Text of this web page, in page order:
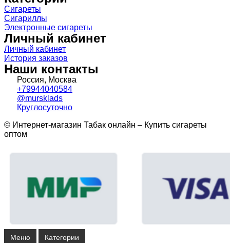
Сигареты
Сигариллы
Электронные сигареты
Личный кабинет
Личный кабинет
История заказов
Наши контакты
Россия, Москва
+79944040584
@mursklads
Круглосуточно
© Интернет-магазин Табак онлайн – Купить сигареты
оптом
Меню Категории